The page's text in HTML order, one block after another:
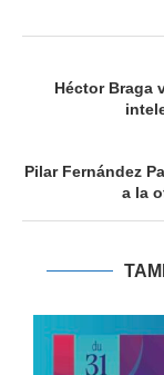
Héctor Braga
Pilar Fernández
a la